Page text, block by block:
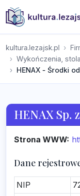
kultura.lezajsk.pl
Wykończenia,
HENAX - Środki
HENAX Sp.
Strona WWW:
Dane
NIP